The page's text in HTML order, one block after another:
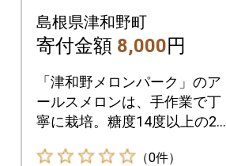
より順次発送・2Lサ
イズ1玉】
島根県津和野町
寄付金額 8,000円
「津和野メロンパーク」のア
ールスメロンは、手作業で丁
寧に栽培。糖度14度以上の2L
（0件）